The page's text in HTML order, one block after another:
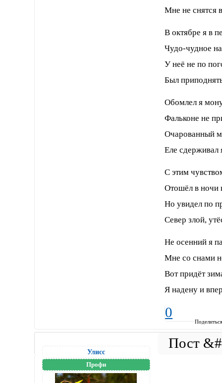
Мне не снятся
В октябре я в
Чудо-чудное
У неё не по
Был
Обомлел я
Фальконе не
Очарованный
Еле сдерживал
С этим
Отошёл в ночи
Но увидел по
Север злой,
Не осенний я
Мне со снами
Вот придёт
Я надену и
0
Улисс
Профи